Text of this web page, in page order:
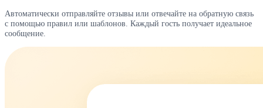
Автоматически отправляйте отзывы или отвечайте на обратную связь
с помощью правил или шаблонов. Каждый гость получает идеальное
сообщение.